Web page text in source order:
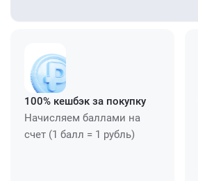
100% кешбэк за покупку
Начисляем баллами на
счет (1 балл = 1 рубль)